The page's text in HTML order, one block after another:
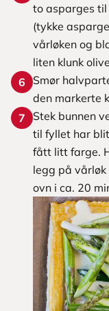
to asparges
(tykke
vårløken og
liten klunk
6
Smør
den markerte
7
Stek bunnen
til fyllet har
fått litt farge.
legg på
ovn i ca. 20